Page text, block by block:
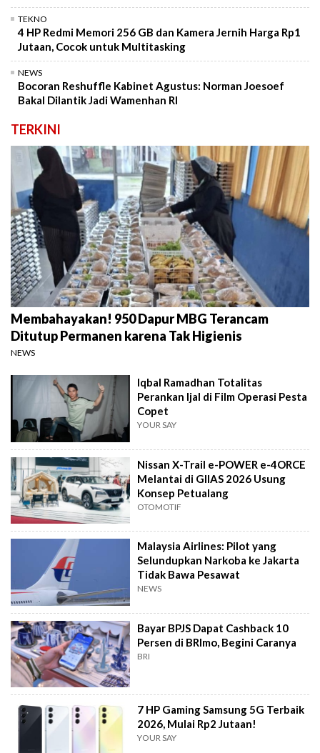
TEKNO
4 HP Redmi Memori 256 GB dan Kamera Jernih Harga Rp1
Jutaan, Cocok untuk Multitasking
NEWS
Bocoran Reshuffle Kabinet Agustus: Norman Joesoef
Bakal Dilantik Jadi Wamenhan RI
TERKINI
Membahayakan! 950 Dapur MBG Terancam
Ditutup Permanen karena Tak Higienis
NEWS
Iqbal Ramadhan Totalitas
Perankan Ijal di Film Operasi Pesta
Copet
YOUR SAY
Nissan X-Trail e-POWER e-4ORCE
Melantai di GIIAS 2026 Usung
Konsep Petualang
OTOMOTIF
Malaysia Airlines: Pilot yang
Selundupkan Narkoba ke Jakarta
Tidak Bawa Pesawat
NEWS
Bayar BPJS Dapat Cashback 10
Persen di BRImo, Begini Caranya
BRI
7 HP Gaming Samsung 5G Terbaik
2026, Mulai Rp2 Jutaan!
YOUR SAY